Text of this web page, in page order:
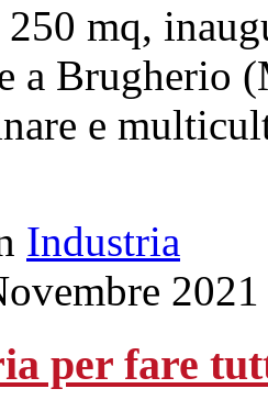
mq,
a Brugherio
e
Industria
per fare